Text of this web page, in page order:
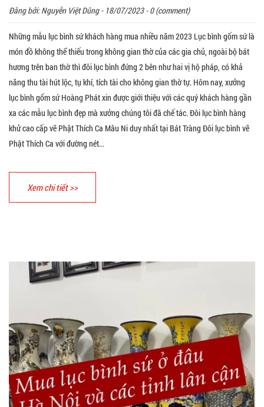
Đăng bởi:Nguyễn Việt Dũng- 18/07/2023 - 0 (comment)
Những mẫu lục bình sứ khách hàng mua nhiều năm 2023 Lục bình gốm sứ là
món đồ không thể thiếu trong không gian thờ của các gia chủ, ngoài bộ bát
hương trên ban thờ thì đôi lục bình đứng 2 bên như hai vị hộ pháp, có khả
năng thu tài hút lộc, tụ khí, tích tài cho không gian thờ tự. Hôm nay, xưởng
lục bình gốm sứ Hoàng Phát xin được giới thiệu với các quý khách hàng gần
xa các mẫu lục bình đẹp mà xưởng chúng tôi đã chế tác. Đôi lục bình hàng
khử cao cấp vẽ Phật Thích Ca Mâu Ni duy nhất tại Bát Tràng Đôi lục bình vẽ
Phật Thích Ca với đường nét...
Xem chi tiết >>